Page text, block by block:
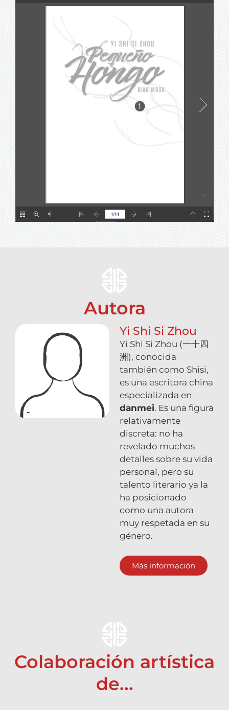
Autora
Yi Shi Si Zhou
Yi Shi Si Zhou (一十四
洲), conocida
también como Shisi,
es una escritora china
especializada en
danmei. Es una figura
relativamente
discreta: no ha
revelado muchos
detalles sobre su vida
personal, pero su
talento literario ya la
ha posicionado
como una autora
muy respetada en su
género.
Más información
Colaboración artística
de...